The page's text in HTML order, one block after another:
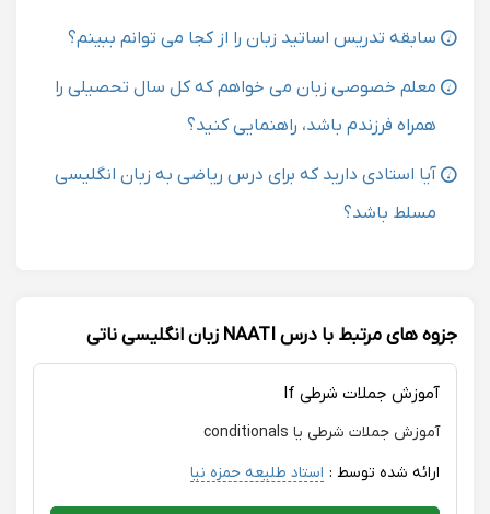
سابقه تدریس اساتید زبان را از کجا می توانم ببینم؟
معلم خصوصی زبان می خواهم که کل سال تحصیلی را
همراه فرزندم باشد، راهنمایی کنید؟
آیا استادی دارید که برای درس ریاضی به زبان انگلیسی
مسلط باشد؟
جزوه های مرتبط با درس NAATI زبان انگلیسی ناتی
آموزش جملات شرطی If
آموزش جملات شرطی یا conditionals
ارائه شده توسط : استاد طلیعه حمزه نیا